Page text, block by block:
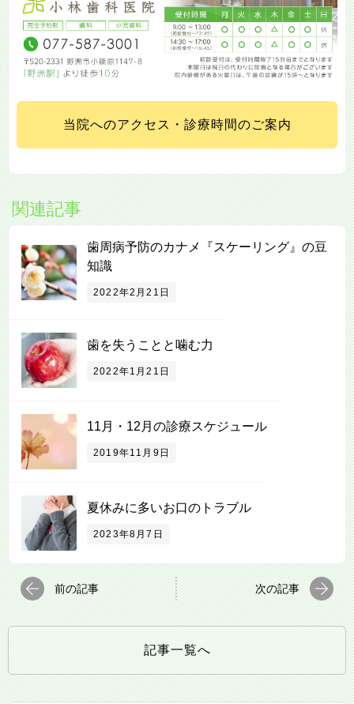
当院へのアクセス・診療時間のご案内
関連記事
歯周病予防のカナメ『スケーリング』の豆
知識
2022年2月21日
歯を失うことと噛む力
2022年1月21日
11月・12月の診療スケジュール
2019年11月9日
夏休みに多いお口のトラブル
2023年8月7日
前の記事 次の記事
記事一覧へ